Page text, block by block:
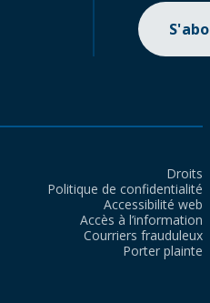
Droits
Politique de confidentialité
Accessibilité web
Accès à l’information
Courriers frauduleux
Porter plainte